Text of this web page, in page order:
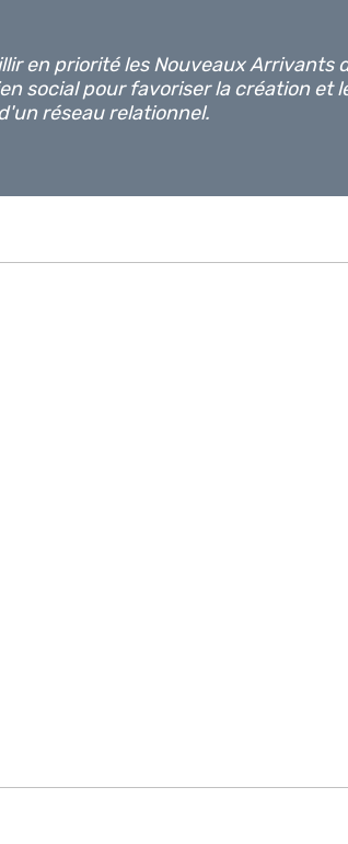
en priorité les Nouveaux Arrivants
social pour favoriser la création et
d'un réseau relationnel.